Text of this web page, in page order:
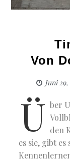
Von
Juni 29,
Ü ber
den
es sie, gibt